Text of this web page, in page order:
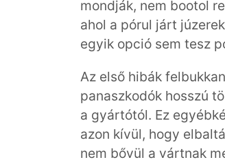
mondják, nem bootol
ahol a pórul járt
egyik opció sem tesz
Az első hibák
panaszkodók hosszú
a gyártótól. Ez
azon kívül, hogy
nem bővül a vártnak